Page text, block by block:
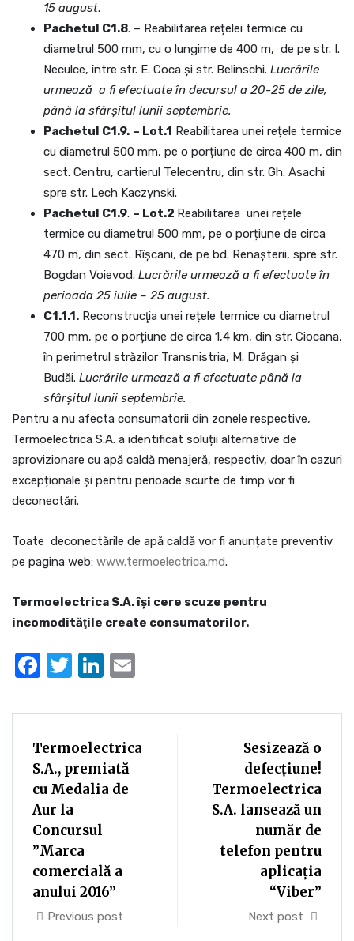
15 august.
Pachetul C1.8. – Reabilitarea rețelei termice cu
diametrul 500 mm, cu o lungime de 400 m, de pe str. I.
Neculce, între str. E. Coca și str. Belinschi. Lucrările
urmează a fi efectuate în decursul a 20-25 de zile,
până la sfârșitul lunii septembrie.
Pachetul C1.9. – Lot.1 Reabilitarea unei rețele termice
cu diametrul 500 mm, pe o porțiune de circa 400 m, din
sect. Centru, cartierul Telecentru, din str. Gh. Asachi
spre str. Lech Kaczynski.
Pachetul C1.9. – Lot.2 Reabilitarea unei rețele
termice cu diametrul 500 mm, pe o porțiune de circa
470 m, din sect. Rîșcani, de pe bd. Renașterii, spre str.
Bogdan Voievod. Lucrările urmează a fi efectuate în
perioada 25 iulie – 25 august.
C1.1.1. Reconstrucţia unei rețele termice cu diametrul
700 mm, pe o porțiune de circa 1,4 km, din str. Ciocana,
în perimetrul străzilor Transnistria, M. Drăgan și
Budăi. Lucrările urmează a fi efectuate până la
sfârșitul lunii septembrie.
Pentru a nu afecta consumatorii din zonele respective,
Termoelectrica S.A. a identificat soluții alternative de
aprovizionare cu apă caldă menajeră, respectiv, doar în cazuri
excepționale și pentru perioade scurte de timp vor fi
deconectări.
Toate deconectările de apă caldă vor fi anunțate preventiv
pe pagina web: www.termoelectrica.md.
Termoelectrica S.A. îşi cere scuze pentru
incomodităţile create consumatorilor.
Facebook
TwitterLinkedIn
Termoelectrica
S.A., premiată
cu Medalia de
Aur la
Concursul
”Marca
comercială a
anului 2016”
Previous post
Sesizează o
defecțiune!
Termoelectrica
S.A. lansează un
număr de
telefon pentru
aplicația
“Viber”
Next post